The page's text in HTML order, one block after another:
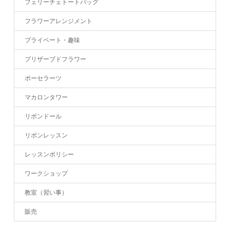
フェリーチェトートバッグ
フラワーアレンジメント
プライベート・趣味
プリザーブドフラワー
ポーセラーツ
マカロンタワー
リボンドール
リボンレッスン
レッスンポリシー
ワークショップ
教室（習い事）
販売